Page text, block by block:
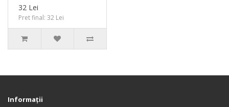
32 Lei
Pret final: 32 Lei
Informaţii